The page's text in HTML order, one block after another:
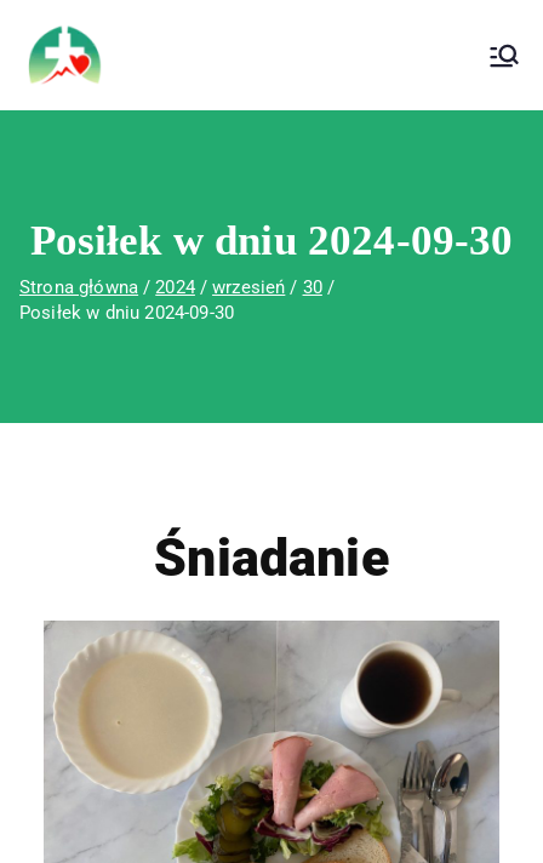
Wojewódzki Szpital Specjalistyczny im.
Św. Rafała w Czerwonej Górze
Posiłek w dniu 2024-09-30
Strona główna 2024 wrzesień
30
Posiłek w dniu 2024-09-30
Śniadanie